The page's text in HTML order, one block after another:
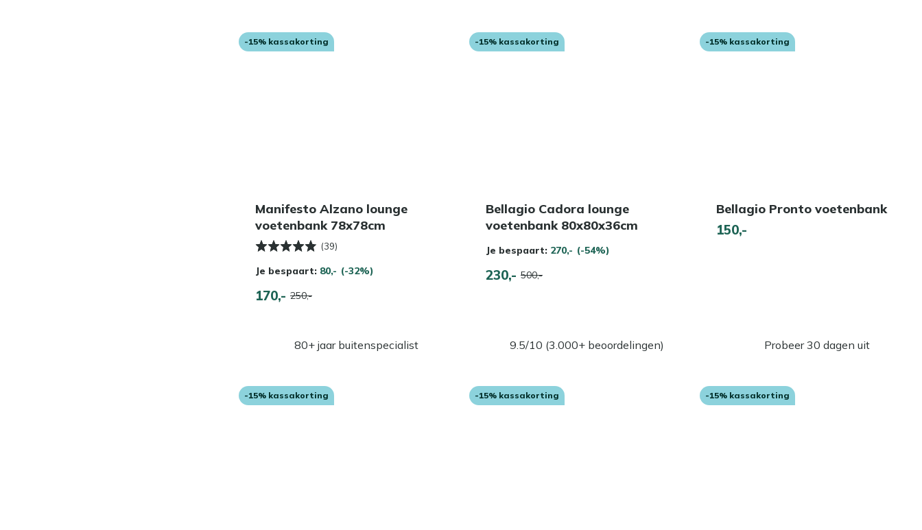
-15% kassakorting
Manifesto Alzano lounge
voetenbank 78x78cm
(39)
Je bespaart: 80,- (-32%)
170,- 250,-
-15% kassakorting
Bellagio Cadora lounge
voetenbank 80x80x36cm
Je bespaart: 270,- (-54%)
230,- 500,-
-15% kassakorting
Bellagio Pronto voetenbank
150,-
80+ jaar buitenspecialist 9.5/10 (3.000+ beoordelingen) Probeer 30 dagen uit
-15% kassakorting -15% kassakorting -15% kassakorting